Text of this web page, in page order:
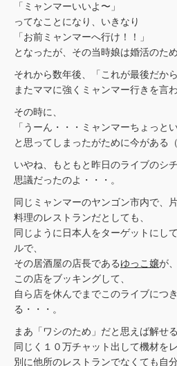
「ミャンマーいいよ〜」
ってなことになり、いきなり
「お前ミャンマーへ行け！！」
となったが、その当時娘は婚活のため
それから数年後、「これが最後だか
またママに強くミャンマー行きを言わ
その時に、
「うーん・・・ミャンマーちょっと
と思ってしまったがために今がある（
いやね、もともと昨日のライブのシ
思議だったのよ・・・。
同じミャンマーのヤンゴン市内で、
料理のレストランだとしても、
同じように日本人をターゲットにし
ルで、
その居酒屋の店長であるゆっこ嬢が
この店をブッキングして、
自ら店を休んでまでこのライブにつ
る・・・。
まあ「ワシのため」だと思えば解せ
同じく１０万チャット出して機材を
別に他所のレストランでなくても自